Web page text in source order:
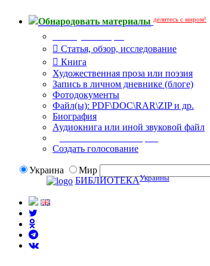
Обнародовать материалы делитесь с миром!
Статья, обзор, исследование
Книга
Художественная проза или поэзия
Запись в личном дневнике (блоге)
Фотодокументы
Файл(ы): PDF\DOC\RAR\ZIP и др.
Биография
Аудиокнига или иной звуковой файл
Создать голосование
Украина
Мир
БИБЛИОТЕКАУкраины